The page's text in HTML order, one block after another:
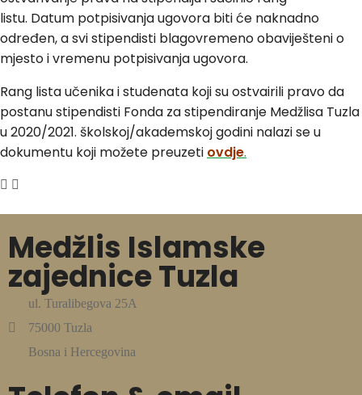
listu. Datum potpisivanja ugovora biti će naknadno
određen, a svi stipendisti blagovremeno obaviješteni o
mjesto i vremenu potpisivanja ugovora.
Rang lista učenika i studenata koji su ostvairili pravo da
postanu stipendisti Fonda za stipendiranje Medžlisa Tuzla
u 2020/2021. školskoj/akademskoj godini nalazi se u
dokumentu koji možete preuzeti ovdje.
Medžlis Islamske
zajednice Tuzla
ul. Turalibegova 25A
75000 Tuzla
Bosna i Hercegovina